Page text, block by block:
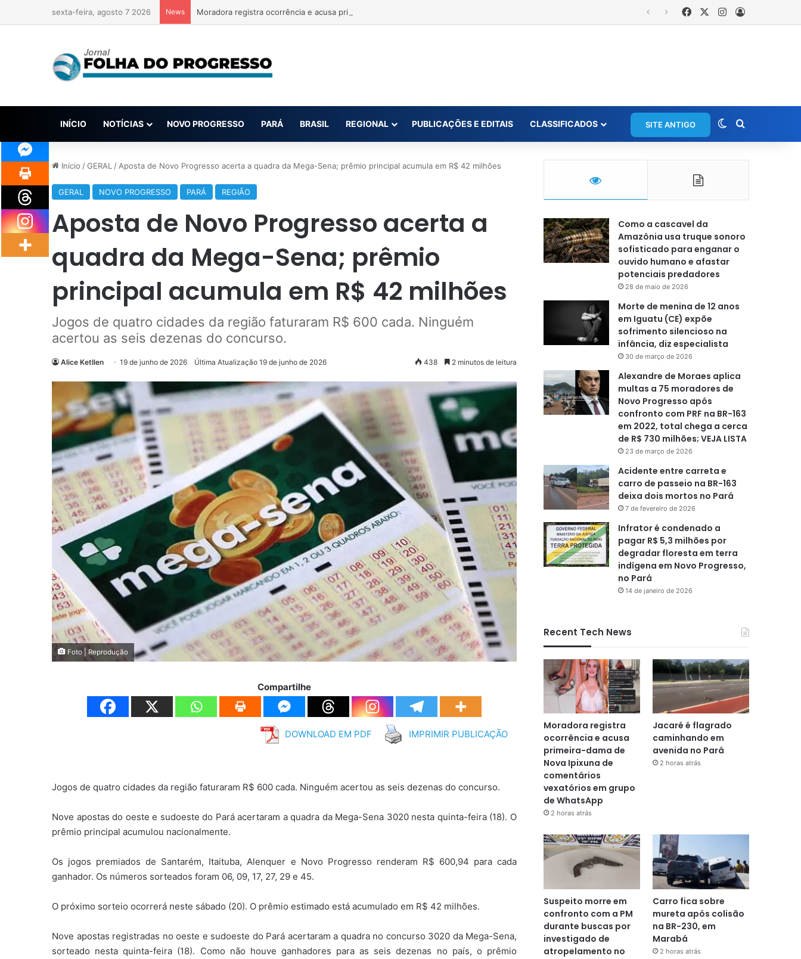
sexta-feira, agosto 7 2026 News FacebookInstagram
INÍCIO NOTÍCIAS NOVO PROGRESSO PARÁ BRASIL REGIONAL PUBLICAÇÕES E EDITAIS CLASSIFICADOS SITE ANTIGO Switch skin
Início /GERAL / Aposta de Novo Progresso acerta a quadra da Mega-Sena; prêmio principal acumula em R$ 42 milhões
GERAL NOVO PROGRESSO PARÁ REGIÃO
Aposta de Novo Progresso acerta a
quadra da Mega-Sena; prêmio
principal acumula em R$ 42 milhões
Jogos de quatro cidades da região faturaram R$ 600 cada. Ninguém
acertou as seis dezenas do concurso.
Alice Ketllen 19 de junho de 2026 Última Atualização 19 de junho de 2026 438 2 minutos de leitura
Foto | Reprodução
Compartilhe
DOWNLOAD EM PDF IMPRIMIR PUBLICAÇÃO
Jogos de quatro cidades da região faturaram R$ 600 cada. Ninguém acertou as seis dezenas do concurso.
Nove apostas do oeste e sudoeste do Pará acertaram a quadra da Mega-Sena 3020 nesta quinta-feira (18). O
prêmio principal acumulou nacionalmente.
Os jogos premiados de Santarém, Itaituba, Alenquer e Novo Progresso renderam R$ 600,94 para cada
ganhador. Os números sorteados foram 06, 09, 17, 27, 29 e 45.
O próximo sorteio ocorrerá neste sábado (20). O prêmio estimado está acumulado em R$ 42 milhões.
Nove apostas registradas no oeste e sudoeste do Pará acertaram a quadra no concurso 3020 da Mega-Sena,
sorteado nesta quinta-feira (18). Como não houve ganhadores para as seis dezenas no país, o prêmio
Como a cascavel da
Amazônia usa truque sonoro
sofisticado para enganar o
ouvido humano e afastar
potenciais predadores
28 de maio de 2026
Morte de menina de 12 anos
em Iguatu (CE) expõe
sofrimento silencioso na
infância, diz especialista
30 de março de 2026
Alexandre de Moraes aplica
multas a 75 moradores de
Novo Progresso após
confronto com PRF na BR-163
em 2022, total chega a cerca
de R$ 730 milhões; VEJA LISTA
23 de março de 2026
Acidente entre carreta e
carro de passeio na BR-163
deixa dois mortos no Pará
7 de fevereiro de 2026
Infrator é condenado a
pagar R$ 5,3 milhões por
degradar floresta em terra
indígena em Novo Progresso,
no Pará
14 de janeiro de 2026
Recent Tech News
Moradora registra
ocorrência e acusa
primeira-dama de
Nova Ipixuna de
comentários
vexatórios em grupo
de WhatsApp
2 horas atrás
Jacaré é flagrado
caminhando em
avenida no Pará
2 horas atrás
Suspeito morre em
confronto com a PM
durante buscas por
investigado de
atropelamento no
Carro fica sobre
mureta após colisão
na BR-230, em
Marabá
2 horas atrás